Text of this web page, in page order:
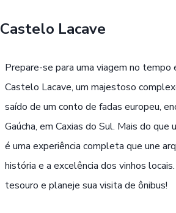
Castelo Lacave
Prepare-se para uma viagem no tempo
Castelo Lacave, um majestoso
saído de um conto de fadas europeu,
Gaúcha, em Caxias do Sul. Mais do que
é uma experiência completa que une
história e a excelência dos vinhos
tesouro e planeje sua visita de ônibus!